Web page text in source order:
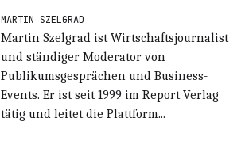
MARTIN SZELGRAD
Martin Szelgrad ist Wirtschaftsjournalist
und ständiger Moderator von
Publikumsgesprächen und Business-
Events. Er ist seit 1999 im Report Verlag
tätig und leitet die Plattform...